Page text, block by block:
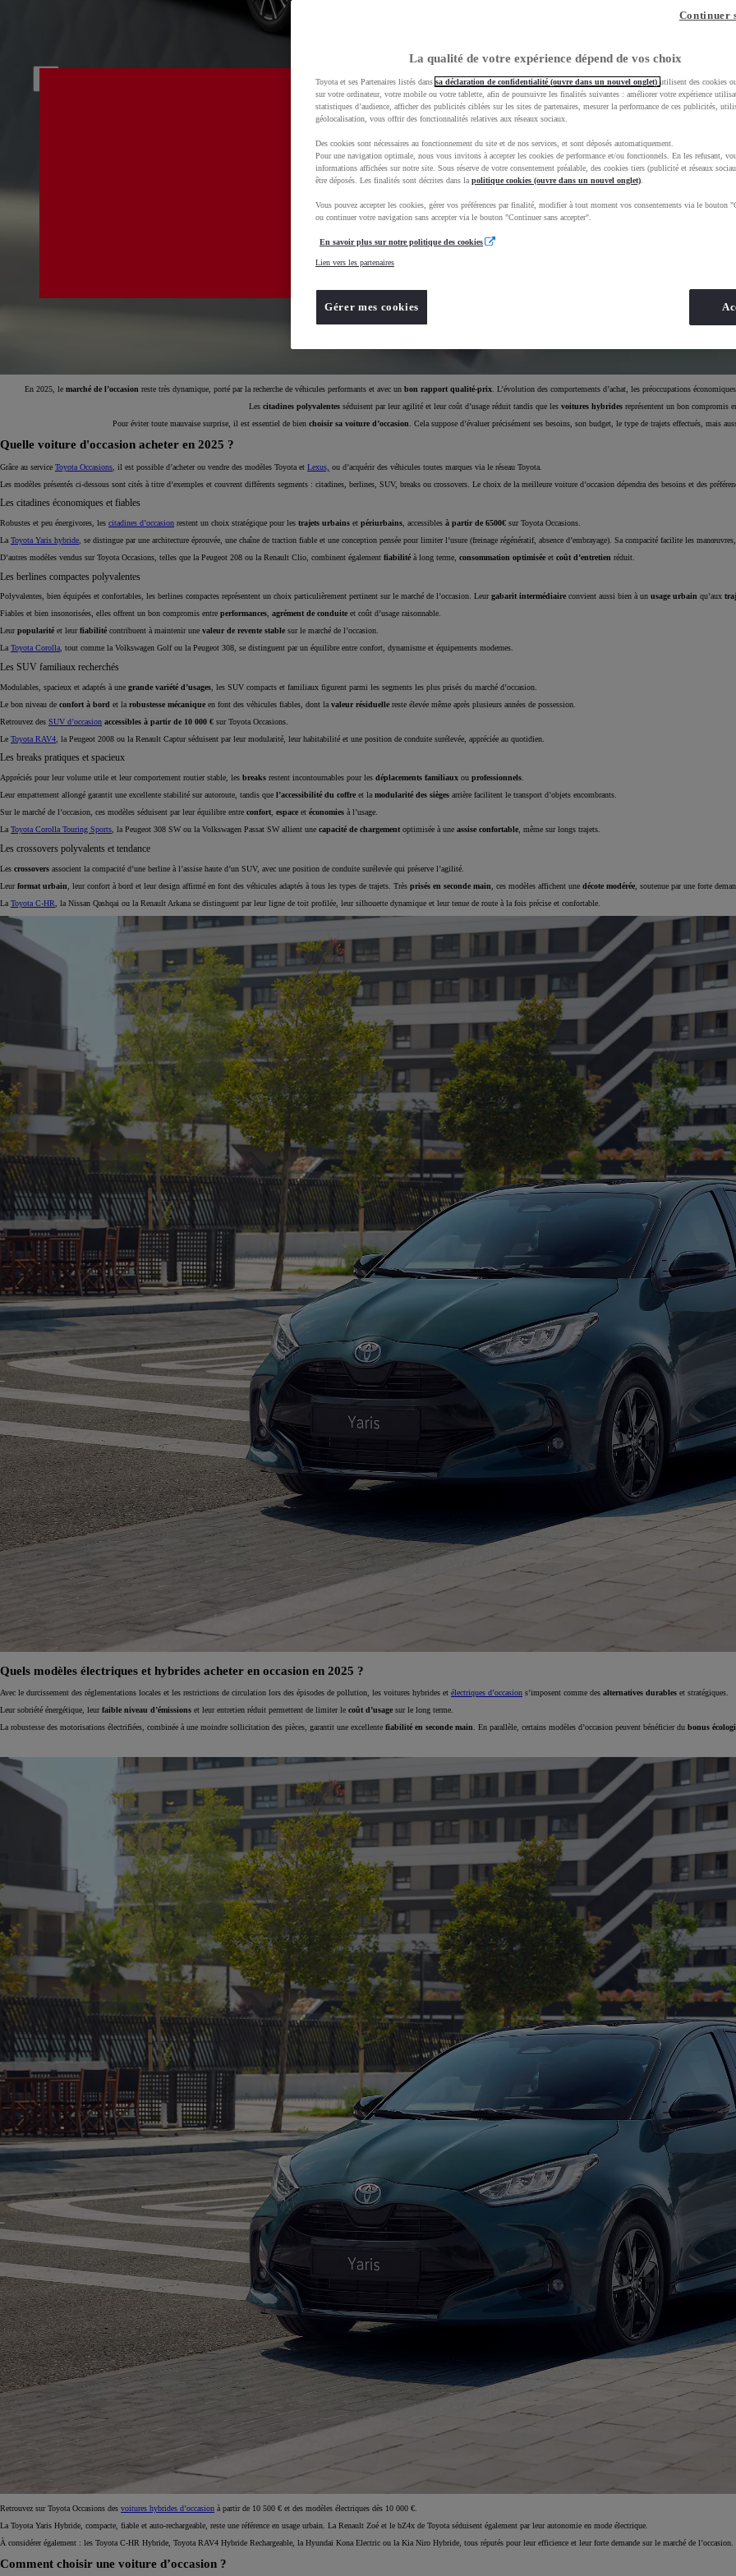
À partir de 19 700 €
Nouvelle Yaris Cross
Disponible prochainement
TOYOTA C-HR
HYBRIDE OU HYBRIDE RECHARGEABLE
Disponible rapidement
En 2025, le marché de l’occasion reste très dynamique, porté par la recherche de véhicules performants et avec un bon rapport qualité-prix . L’évolution des comportements d’achat, les préoccupations
Les citadines polyvalentesséduisent par leur agilité et leur coût d’usage réduit tandis que les voitures hybridesreprésentent un bon compromis
Pour éviter toute mauvaise surprise, il est essentiel de bienchoisir sa voiture d’occasion . Cela suppose d’évaluer précisément ses besoins, son budget, le type de trajets effectués, mais
Quelle voiture d'occasion acheter en 2025 ?
Grâce au service Toyota Occasions , il est possible d’acheter ou vendre des modèles Toyota et Lexus, ou d’acquérir des véhicules toutes marques via le réseau Toyota.
Les modèles présentés ci-dessous sont cités à titre d’exemples et couvrent différents segments : citadines, berlines, SUV, breaks ou crossovers. Le choix de la meilleure voiture d’occasion dépendra des besoins et des
Les citadines économiques et fiables
Robustes et peu énergivores, les citadines d’occasion restent un choix stratégique pour les trajets urbains et périurbains , accessibles à partir de 6500€ sur Toyota Occasions.
La Toyota Yaris hybride , se distingue par une architecture éprouvée, une chaîne de traction fiable et une conception pensée pour limiter l’usure (freinage régénératif, absence d’embrayage). Sa compacité facilite les
D’autres modèles vendus sur Toyota Occasions, telles que la Peugeot 208 ou la Renault Clio, combinent également fiabilité à long terme, consommation optimisée et coût d’entretien réduit.
Les berlines compactes polyvalentes
Polyvalentes, bien équipées et confortables, les berlines compactes représentent un choix particulièrement pertinent sur le marché de l’occasion. Leurgabarit intermédiaire convient aussi bien à un usage urbain qu’aux
Fiables et bien insonorisées, elles offrent un bon compromis entre performances, agrément de conduite et coût d’usage raisonnable.
Leurpopularité et leurfiabilité contribuent à maintenir une valeur de revente stable sur le marché de l’occasion.
La Toyota Corolla, tout comme la Volkswagen Golf ou la Peugeot 308, se distinguent par un équilibre entre confort, dynamisme et équipements modernes.
Les SUV familiaux recherchés
Modulables, spacieux et adaptés à une grande variété d’usages , les SUV compacts et familiaux figurent parmi les segments les plus prisés du marché d’occasion.
Le bon niveau de confort à bord et la robustesse mécanique en font des véhicules fiables, dont la valeur résiduelle reste élevée même après plusieurs années de possession.
Retrouvez des SUV d’occasion accessibles à partir de 10 000 € sur Toyota Occasions.
Le Toyota RAV4 , la Peugeot 2008 ou la Renault Captur séduisent par leur modularité, leur habitabilité et une position de conduite surélevée, appréciée au quotidien.
Les breaks pratiques et spacieux
Appréciés pour leur volume utile et leur comportement routier stable, les breaks restent incontournables pour les déplacements familiaux ou professionnels
Leur empattement allongé garantit une excellente stabilité sur autoroute, tandis que l’accessibilité du coffre et la modularité des sièges arrière facilitent le transport d’objets encombrants.
Sur le marché de l’occasion, ces modèles séduisent par leur équilibre entre confort espace et économies à l’usage.
La Toyota Corolla Touring Sports , la Peugeot 308 SW ou la Volkswagen Passat SW allient une capacité de chargement optimisée à une assise confortable , même sur longs trajets.
Les crossovers polyvalents et tendance
Les crossovers associent la compacité d’une berline à l’assise haute d’un SUV, avec une position de conduite surélevée qui préserve l’agilité.
Leurformat urbain , leur confort à bord et leur design affirmé en font des véhicules adaptés à tous les types de trajets. Très prisés en seconde main , ces modèles affichent une décote modérée , soutenue par une forte
La Toyota C-HR , la Nissan Qashqai ou la Renault Arkana se distinguent par leur ligne de toit profilée, leur silhouette dynamique et leur tenue de route à la fois précise et confortable.
Quels modèles électriques et hybrides acheter en occasion en 2025 ?
Avec le durcissement des réglementations locales et les restrictions de circulation lors des épisodes de pollution, les voitures hybrides et électriques d’occasion s’imposent comme des alternatives durables et stratégiques.
Leur sobriété énergétique, leurfaible niveau d’émissions et leur entretien réduit permettent de limiter le coût d’usage sur le long terme.
La robustesse des motorisations électrifiées, combinée à une moindre sollicitation des pièces, garantit une excellente fiabilité en seconde main . En parallèle, certains modèles d’occasion peuvent bénéficier du bonus
Retrouvez sur Toyota Occasions des voitures hybrides d’occasion à partir de 10 500 € et des modèles électriques dès 10 000 €.
La Toyota Yaris Hybride, compacte, fiable et auto-rechargeable, reste une référence en usage urbain. La Renault Zoé et le bZ4x de Toyota séduisent également par leur autonomie en mode électrique.
À considérer également : les Toyota C-HR Hybride, Toyota RAV4 Hybride Rechargeable, la Hyundai Kona Electric ou la Kia Niro Hybride, tous réputés pour leur efficience et leur forte demande sur le marché de l’occasion.
Comment choisir une voiture d’occasion ?
La qualité de votre expérience dépend de vos choix
Toyota et ses Partenaires listés dans sa déclaration de confidentialité (ouvre dans un nouvel onglet) utilisent des cookies
sur votre ordinateur, votre mobile ou votre tablette, afin de poursuivre les finalités suivantes : améliorer votre expérience
statistiques d’audience, afficher des publicités ciblées sur les sites de partenaires, mesurer la performance de ces publicités,
géolocalisation, vous offrir des fonctionnalités relatives aux réseaux sociaux.
Des cookies sont nécessaires au fonctionnement du site et de nos services, et sont déposés automatiquement.
Pour une navigation optimale, nous vous invitons à accepter les cookies de performance et/ou fonctionnels. En les refusant,
informations affichées sur notre site. Sous réserve de votre consentement préalable, des cookies tiers (publicité et réseaux
être déposés. Les finalités sont décrites dans la politique cookies (ouvre dans un nouvel onglet)
Vous pouvez accepter les cookies, gérer vos préférences par finalité, modifier à tout moment vos consentements via le bouton
ou continuer votre navigation sans accepter via le bouton "Continuer sans accepter".
En savoir plus sur notre politique des cookies
Lien vers les partenaires
Gérer mes cookies
Continuer